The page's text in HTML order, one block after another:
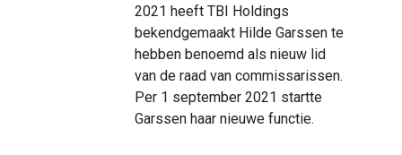
2021 heeft TBI Holdings
bekendgemaakt Hilde Garssen te
hebben benoemd als nieuw lid
van de raad van commissarissen.
Per 1 september 2021 startte
Garssen haar nieuwe functie.